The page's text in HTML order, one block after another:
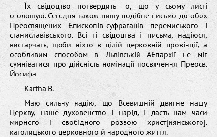
Їх свідоцтво потвердить то, що у сьому листі
оголошую. Сегодня також пишу подібне письмо до обох
Преосвящених Єпископів-суфраґанів перемиського і
станиславівського. Всі ті свідоцтва і письма, надіюся,
вистарчать, щоби ніхто в цілій церковній провінції, а
особливим способом в Львівській АЄпархії не міг
сумніватися про дійсність номінації посвячення Преосв.
Йосифа.
Kartha B.
Маю сильну надію, що Всевишній двигне нашу
Церкву, наше духовенство і нарід, і дасть нам часи
мирного і свобідного розвою христ[иянського].
католицького церковного й народного життя.